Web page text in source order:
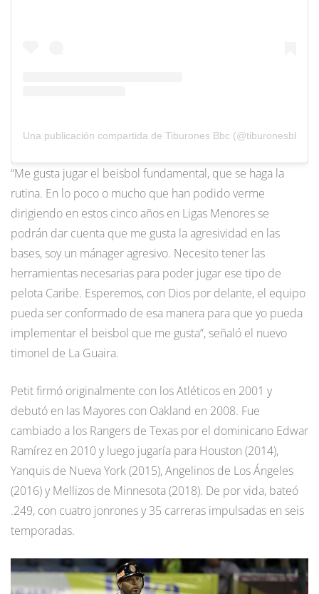
Una publicación compartida de Tiburones Bbc (@tiburonesbbc)
“Me gusta jugar el beisbol fundamental, que se haga la
rutina. En lo poco o mucho que han podido verme
dirigiendo en estos cinco años en Ligas Menores se
podrán dar cuenta que me gusta la agresividad en las
bases, soy un mánager agresivo. Necesito tener las
herramientas necesarias para poder jugar ese tipo de
pelota Caribe. Esperemos, con Dios por delante, el equipo
pueda ser conformado de esa manera para que yo pueda
implementar el beisbol que me gusta”, señaló el nuevo
timonel de La Guaira.
Petit firmó originalmente con los Atléticos en 2001 y
debutó en las Mayores con Oakland en 2008. Fue
cambiado a los Rangers de Texas por el dominicano Edwar
Ramírez en 2010 y luego jugaría para Houston (2014),
Yanquis de Nueva York (2015), Angelinos de Los Ángeles
(2016) y Mellizos de Minnesota (2018). De por vida, bateó
.249, con cuatro jonrones y 35 carreras impulsadas en seis
temporadas.